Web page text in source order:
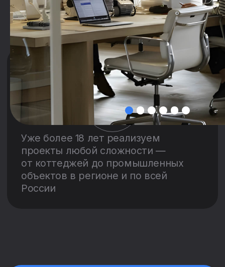
Как купить
Новостройки
Строящиеся
Готовые квартиры
с ключами
Компания
О компании
Вакансии
Сданные
Новости
Политика в области
прав человека
Акции
Отделка
Спецпредложения
Тендеры
Жителям
Отдел продаж